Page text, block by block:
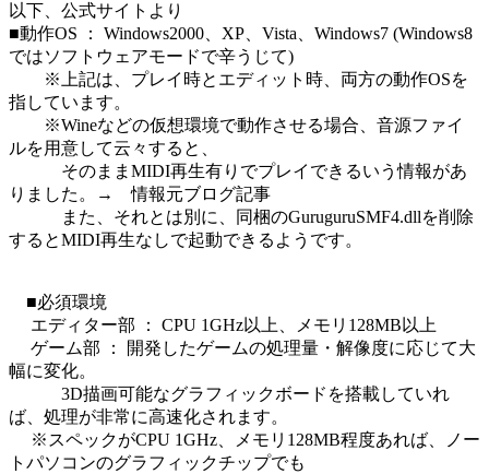
以下、公式サイトより
■動作OS ： Windows2000、XP、Vista、Windows7 (Windows8
ではソフトウェアモードで辛うじて)
※上記は、プレイ時とエディット時、両方の動作OSを
指しています。
※Wineなどの仮想環境で動作させる場合、音源ファイ
ルを用意して云々すると、
そのままMIDI再生有りでプレイできるいう情報があ
りました。→ 情報元ブログ記事
また、それとは別に、同梱のGuruguruSMF4.dllを削除
するとMIDI再生なしで起動できるようです。
■必須環境
エディター部 ： CPU 1GHz以上、メモリ128MB以上
ゲーム部 ： 開発したゲームの処理量・解像度に応じて大
幅に変化。
3D描画可能なグラフィックボードを搭載していれ
ば、処理が非常に高速化されます。
※スペックがCPU 1GHz、メモリ128MB程度あれば、ノー
トパソコンのグラフィックチップでも